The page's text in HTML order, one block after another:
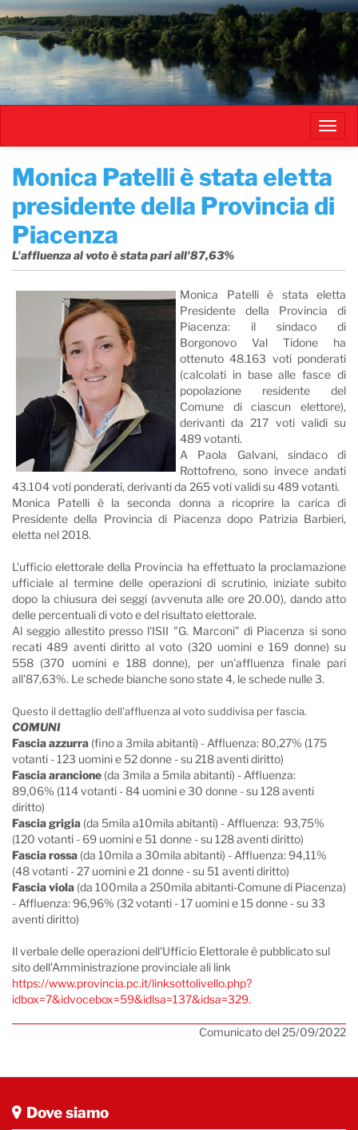
Salta
al
contenuto
principale
Monica Patelli è stata eletta
presidente della Provincia di
Piacenza
L'affluenza al voto è stata pari all'87,63%
Monica Patelli è stata eletta
Presidente della Provincia di
Piacenza: il sindaco di
Borgonovo Val Tidone ha
ottenuto 48.163 voti ponderati
(calcolati in base alle fasce di
popolazione residente del
Comune di ciascun elettore),
derivanti da 217 voti validi su
489 votanti.
A Paola Galvani, sindaco di
Rottofreno, sono invece andati
43.104 voti ponderati, derivanti da 265 voti validi su 489 votanti.
Monica Patelli è la seconda donna a ricoprire la carica di
Presidente della Provincia di Piacenza dopo Patrizia Barbieri,
eletta nel 2018.
L'ufficio elettorale della Provincia ha effettuato la proclamazione
ufficiale al termine delle operazioni di scrutinio, iniziate subito
dopo la chiusura dei seggi (avvenuta alle ore 20.00), dando atto
delle percentuali di voto e del risultato elettorale.
Al seggio allestito presso l'ISII "G. Marconi" di Piacenza si sono
recati 489 aventi diritto al voto (320 uomini e 169 donne) su
558 (370 uomini e 188 donne), per un'affluenza finale pari
all'87,63%. Le schede bianche sono state 4, le schede nulle 3.
Questo il dettaglio dell'affluenza al voto suddivisa per fascia.
COMUNI
Fascia azzurra (fino a 3mila abitanti) - Affluenza: 80,27% (175
votanti - 123 uomini e 52 donne - su 218 aventi diritto)
Fascia arancione (da 3mila a 5mila abitanti) - Affluenza:
89,06% (114 votanti - 84 uomini e 30 donne - su 128 aventi
diritto)
Fascia grigia (da 5mila a10mila abitanti) - Affluenza: 93,75%
(120 votanti - 69 uomini e 51 donne - su 128 aventi diritto)
Fascia rossa (da 10mila a 30mila abitanti) - Affluenza: 94,11%
(48 votanti - 27 uomini e 21 donne - su 51 aventi diritto)
Fascia viola (da 100mila a 250mila abitanti-Comune di Piacenza)
- Affluenza: 96,96% (32 votanti - 17 uomini e 15 donne - su 33
aventi diritto)
Il verbale delle operazioni dell'Ufficio Elettorale è pubblicato sul
sito dell'Amministrazione provinciale ali link
https://www.provincia.pc.it/linksottolivello.php?
idbox=7&idvocebox=59&idlsa=137&idsa=329.
Comunicato del 25/09/2022
Dove siamo